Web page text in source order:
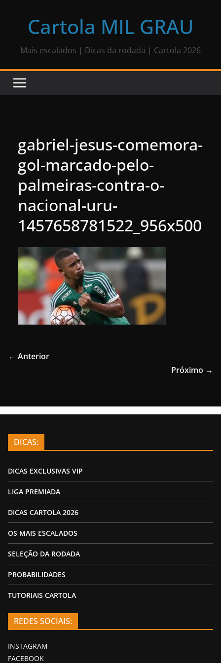
Cartola MIL GRAU
Mais escalados | Dicas da rodada | Cartola 2026
gabriel-jesus-comemora-
gol-marcado-pelo-
palmeiras-contra-o-
nacional-uru-
1457658781522_956x500
← Anterior
Próximo →
DICAS:
DICAS EXCLUSIVAS VIP
LIGA PREMIADA
DICAS CARTOLA 2026
OS MAIS ESCALADOS
SELEÇÃO DA RODADA
PROBABILIDADES
TUTORIAIS CARTOLA
REDES SOCIAIS:
INSTAGRAM
FACEBOOK